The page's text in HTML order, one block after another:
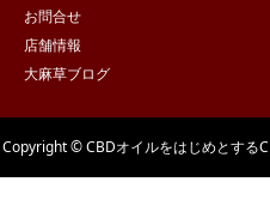
お問合せ
店舗情報
大麻草ブログ
Copyright © CBDオイルをはじめとする